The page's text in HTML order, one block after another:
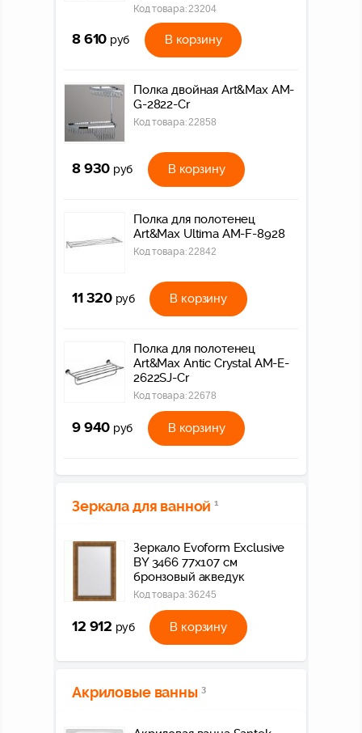
Код товара:23204
8 610 руб В корзину
Полка двойная Art&Max AM-
G-2822-Cr
Код товара:22858
8 930 руб В корзину
Полка для полотенец
Art&Max Ultima AM-F-8928
Код товара:22842
11 320 руб В корзину
Полка для полотенец
Art&Max Antic Crystal AM-E-
2622SJ-Cr
Код товара:22678
9 940 руб В корзину
Зеркала для ванной 1
Зеркало Evoform Exclusive
BY 3466 77x107 см
бронзовый акведук
Код товара:36245
12 912 руб В корзину
Акриловые ванны 3